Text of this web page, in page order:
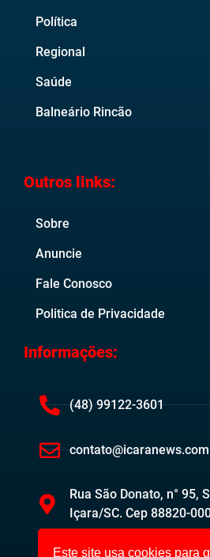
Política
Regional
Saúde
Balneário Rincão
Outros links:
Sobre
Anuncie
Fale Conosco
Politica de Privacidade
Informações:
(48) 99122-3601
Rua São Donato, n° 95,
Içara/SC. Cep 88820-
Este site usa cookies para